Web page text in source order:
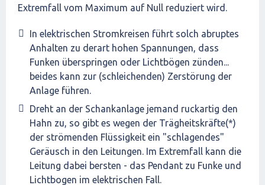
Extremfall vom Maximum auf Null reduziert wird.
In elektrischen Stromkreisen führt solch abruptes
Anhalten zu derart hohen Spannungen, dass
Funken überspringen oder Lichtbögen zünden...
beides kann zur (schleichenden) Zerstörung der
Anlage führen.
Dreht an der Schankanlage jemand ruckartig den
Hahn zu, so gibt es wegen der Trägheitskräfte(*)
der strömenden Flüssigkeit ein "schlagendes"
Geräusch in den Leitungen. Im Extremfall kann die
Leitung dabei bersten - das Pendant zu Funke und
Lichtbogen im elektrischen Fall.